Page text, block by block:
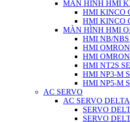
MÀN HÌNH HMI
HMI KINCO
HMI KINCO
MÀN HÌNH HMI
HMI NB/NBS
HMI
HMI
HMI NT2S
HMI NP3-M
HMI NP5-M
AC SERVO
AC SERVO DELTA
SERVO
SERVO